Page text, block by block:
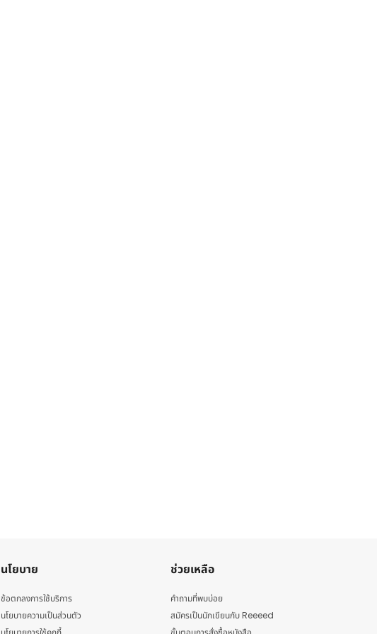
นโยบาย
ข้อตกลงการใช้บริการ
นโยบายความเป็นส่วนตัว
ช่วยเหลือ
คำถามที่พบบ่อย
สมัครเป็นนักเขียนกับ Reeeed